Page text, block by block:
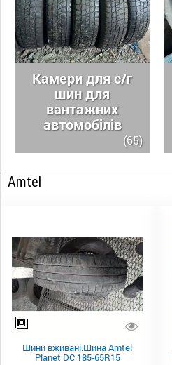
Камери для с/г
шин для
вантажних
автомобілів
(65)
Amtel
Шини вживані.Шина Amtel
Planet DC 185-65R15